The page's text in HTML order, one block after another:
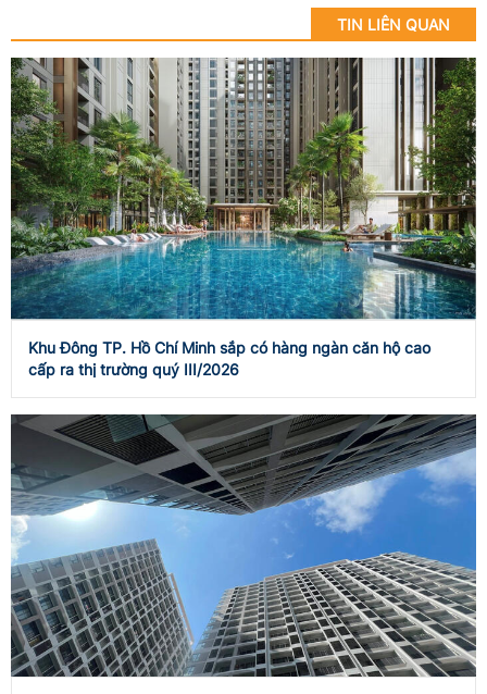
TIN LIÊN QUAN
Khu Đông TP. Hồ Chí Minh sắp có hàng ngàn căn hộ cao
cấp ra thị trường quý III/2026